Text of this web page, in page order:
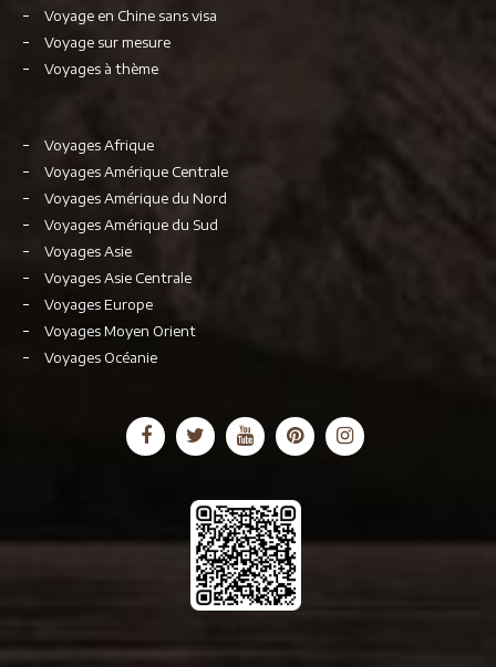
Voyage en Chine sans visa
Voyage sur mesure
Voyages à thème
Voyages Afrique
Voyages Amérique Centrale
Voyages Amérique du Nord
Voyages Amérique du Sud
Voyages Asie
Voyages Asie Centrale
Voyages Europe
Voyages Moyen Orient
Voyages Océanie